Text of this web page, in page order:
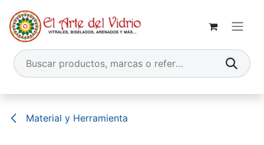
Material y Herramienta